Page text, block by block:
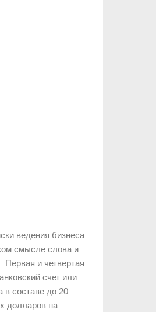
ведения бизнеса
смысле слова и
Первая и четвертая
счет или
составе до 20
долларов на